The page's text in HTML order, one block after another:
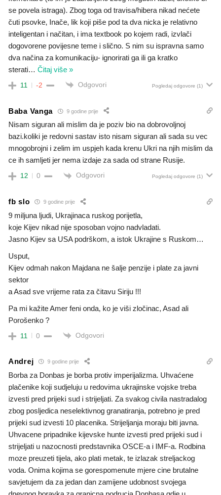
se povela istraga). Zbog toga od travisa/hibera nikad nećete
čuti psovke, Inače, lik koji piše pod ta dva nicka je relativno
inteligentan i načitan, i ima textbook po kojem radi, izvlači
dogovorene povijesne teme i slično. S nim su ispravna samo
dva načina za komunikaciju- ignorirati ga ili ga kratko
sterati… Čitaj više »
11 -2 Odgovori Pogledaj odgovore (1)
Baba Vanga 9 godine prije
Nisam siguran ali mislim da je poziv bio na dobrovoljnoj
bazi.koliki je redovni sastav isto nisam siguran ali sada su vec
mnogobrojni i zelim im uspjeh kada krenu Ukri na njih mislim da
ce ih samljeti jer nema izdaje za sada od strane Rusije.
12 0 Odgovori Pogledaj odgovore (1)
fb slo 9 godine prije
9 miljuna ljudi, Ukrajinaca ruskog porijetla,
koje Kijev nikad nije sposoban vojno nadvladati.
Jasno Kijev sa USA podrškom, a istok Ukrajine s Ruskom…
Usput,
Kijev odmah nakon Majdana ne šalje penzije i plate za javni
sektor
a Asad sve vrijeme rata za čitavu Siriju !!!
Pa mi kažite Amer feni onda, ko je viši zločinac, Asad ali
Porošenko ?
11 0 Odgovori
Andrej 9 godine prije
Borba za Donbas je borba protiv imperijalizma. Uhvaćene
plačenike koji sudjeluju u redovima ukrajinske vojske treba
izvesti pred prijeki sud i strijeljati. Za svakog civila nastradalog
zbog posljedica neselektivnog granatiranja, potrebno je pred
prijeki sud izvesti 10 placenika. Strijeljanja moraju biti javna.
Uhvacene pripadnike kijevske hunte izvesti pred prijeki sud i
strijeljati u nazocnosti predstavnika OSCE-a i IMF-a. Rodbina
moze preuzeti tijela, ako plati metak, te izlazak streljackog
voda. Onima kojima se gorespomenute mjere cine brutalne
savjetujem da za jedan dan zamijene udobnost svojega